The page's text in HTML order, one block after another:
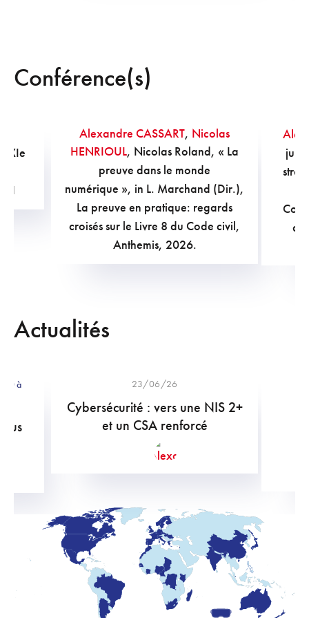
Conférence(s)
Alexandre CASSART, Nicolas
HENRIOUL, Nicolas Roland, « La
preuve dans le monde
numérique », in L. Marchand (Dir.),
La preuve en pratique: regards
croisés sur le Livre 8 du Code civil,
Anthemis, 2026.
Actualités
à 23/06/26
Cybersécurité : vers une NIS 2+
et un CSA renforcé